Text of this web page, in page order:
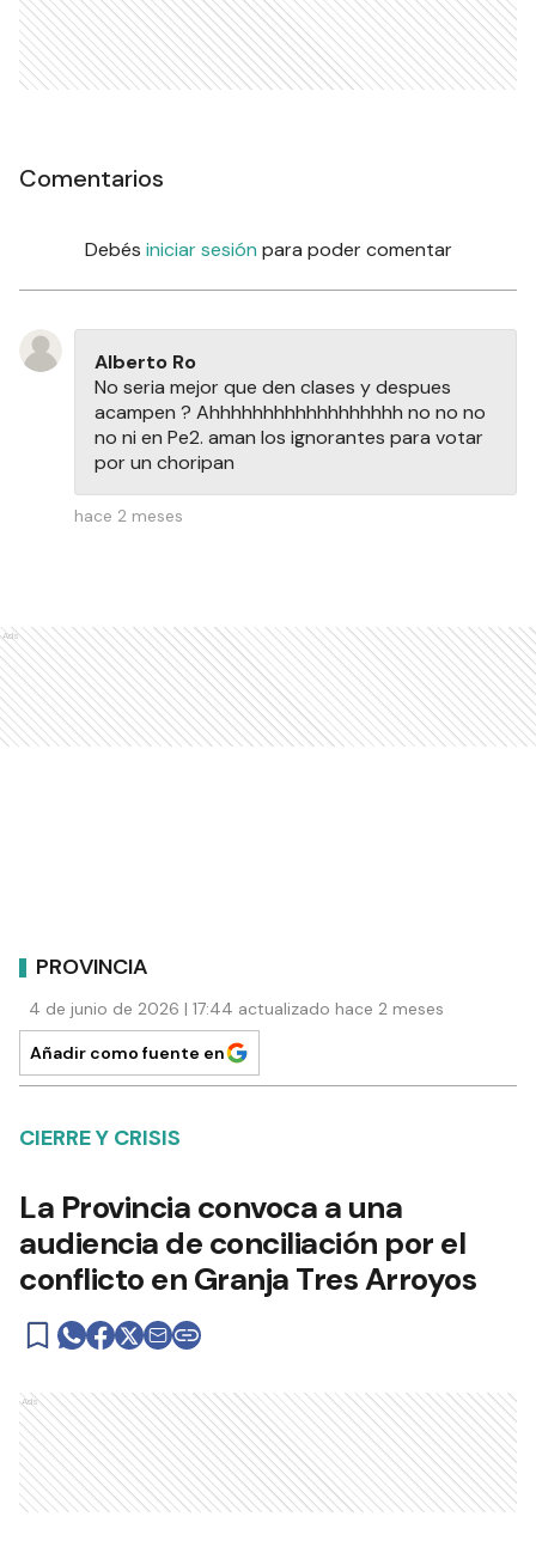
Comentarios
Debés iniciar sesión para poder comentar
Alberto Ro
No seria mejor que den clases y despues
acampen ? Ahhhhhhhhhhhhhhhhhh no no no
no ni en Pe2. aman los ignorantes para votar
por un choripan
hace 2 meses
Ads
PROVINCIA
4 de junio de 2026 | 17:44 actualizado hace 2 meses
Añadir como fuente en
CIERRE Y CRISIS
La Provincia convoca a una
audiencia de conciliación por el
conflicto en Granja Tres Arroyos
Ads